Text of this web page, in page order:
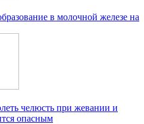
в молочной железе на
челюсть при жевании и
опасным